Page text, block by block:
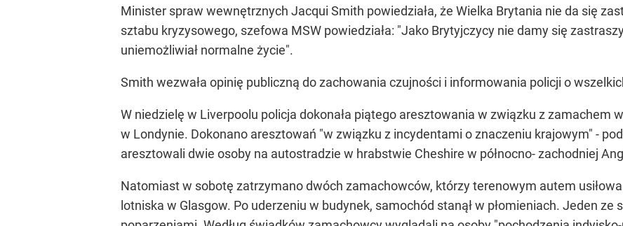
Minister spraw wewnętrznych Jacqui Smith powiedziała, że Wielka Brytania nie da się
sztabu kryzysowego, szefowa MSW powiedziała: "Jako Brytyjczycy nie damy się
uniemożliwiał normalne życie".
Smith wezwała opinię publiczną do zachowania czujności i informowania policji o
W niedzielę w Liverpoolu policja dokonała piątego aresztowania w związku z zamachem
w Londynie. Dokonano aresztowań "w związku z incydentami o znaczeniu krajowym" -
aresztowali dwie osoby na autostradzie w hrabstwie Cheshire w północno- zachodniej
Natomiast w sobotę zatrzymano dwóch zamachowców, którzy terenowym autem
lotniska w Glasgow. Po uderzeniu w budynek, samochód stanął w płomieniach. Jeden